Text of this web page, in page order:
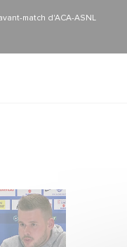
match d'ACA-ASNL